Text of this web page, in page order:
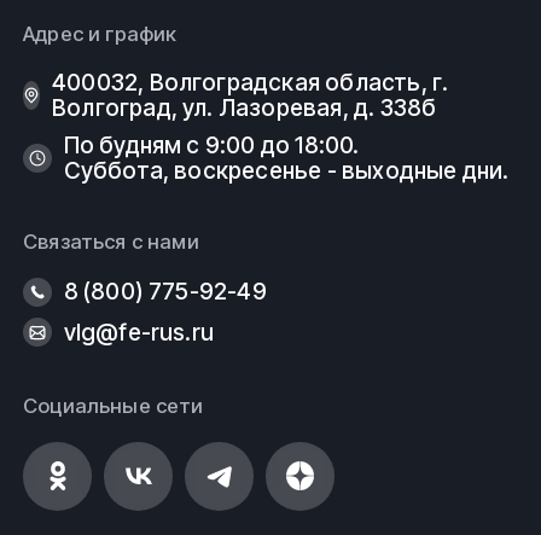
Адрес и график
400032, Волгоградская область, г.
Волгоград, ул. Лазоревая, д. 338б
По будням с 9:00 до 18:00.
Суббота, воскресенье - выходные дни.
Связаться с нами
8 (800) 775-92-49
vlg@fe-rus.ru
Социальные сети